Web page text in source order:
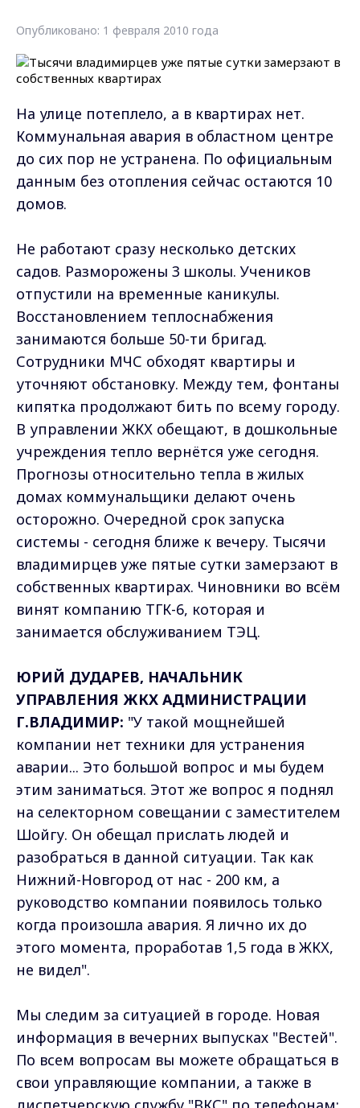
Опубликовано: 1 февраля 2010 года
На улице потеплело, а в квартирах нет.
Коммунальная авария в областном центре
до сих пор не устранена. По официальным
данным без отопления сейчас остаются 10
домов.
Не работают сразу несколько детских
садов. Разморожены 3 школы. Учеников
отпустили на временные каникулы.
Восстановлением теплоснабжения
занимаются больше 50-ти бригад.
Сотрудники МЧС обходят квартиры и
уточняют обстановку. Между тем, фонтаны
кипятка продолжают бить по всему городу.
В управлении ЖКХ обещают, в дошкольные
учреждения тепло вернётся уже сегодня.
Прогнозы относительно тепла в жилых
домах коммунальщики делают очень
осторожно. Очередной срок запуска
системы - сегодня ближе к вечеру. Тысячи
владимирцев уже пятые сутки замерзают в
собственных квартирах. Чиновники во всём
винят компанию ТГК-6, которая и
занимается обслуживанием ТЭЦ.
ЮРИЙ ДУДАРЕВ, НАЧАЛЬНИК
УПРАВЛЕНИЯ ЖКХ АДМИНИСТРАЦИИ
Г.ВЛАДИМИР: "У такой мощнейшей
компании нет техники для устранения
аварии... Это большой вопрос и мы будем
этим заниматься. Этот же вопрос я поднял
на селекторном совещании с заместителем
Шойгу. Он обещал прислать людей и
разобраться в данной ситуации. Так как
Нижний-Новгород от нас - 200 км, а
руководство компании появилось только
когда произошла авария. Я лично их до
этого момента, проработав 1,5 года в ЖКХ,
не видел".
Мы следим за ситуацией в городе. Новая
информация в вечерних выпусках "Вестей".
По всем вопросам вы можете обращаться в
свои управляющие компании, а также в